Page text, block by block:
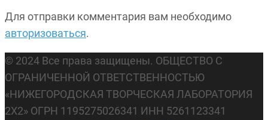
Для отправки комментария вам необходимо
авторизоваться.
© 2024 Все права защищены. ОБЩЕСТВО С
ОГРАНИЧЕННОЙ ОТВЕТСТВЕННОСТЬЮ
«НИЖЕГОРОДСКАЯ ТВОРЧЕСКАЯ ЛАБОРАТОРИЯ
2Х2» ОГРН 1195275026341 ИНН 5261123341